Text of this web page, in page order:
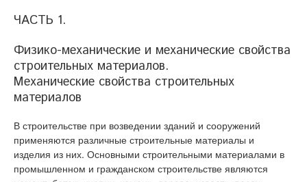
ЧАСТЬ 1.
Физико-механические и механические свойства
строительных материалов.
Механические свойства строительных
материалов
В строительстве при возведении зданий и сооружений
применяются различные строительные материалы и
изделия из них. Основными строительными материалами в
промышленном и гражданском строительстве являются